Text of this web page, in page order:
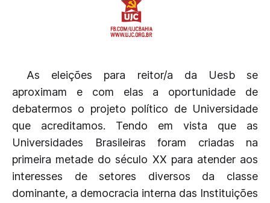
As eleições para reitor/a da Uesb se
aproximam e com elas a oportunidade de
debatermos o projeto político de Universidade
que acreditamos. Tendo em vista que as
Universidades Brasileiras foram criadas na
primeira metade do século XX para atender aos
interesses de setores diversos da classe
dominante, a democracia interna das Instituições